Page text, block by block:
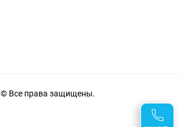
© Все права защищены.